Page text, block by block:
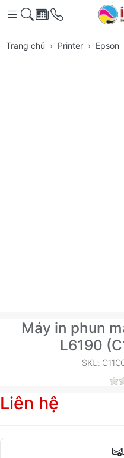
Trang chủ Printer Epson
Máy in phun
L6190
SKU:
Liên hệ